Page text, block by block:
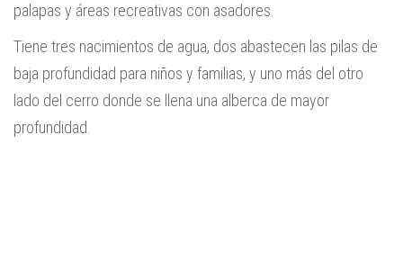
palapas y áreas recreativas con asadores.
Tiene tres nacimientos de agua, dos abastecen las pilas de
baja profundidad para niños y familias, y uno más del otro
lado del cerro donde se llena una alberca de mayor
profundidad.